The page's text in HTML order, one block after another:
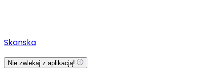
Skanska
Nie zwlekaj z aplikacją!